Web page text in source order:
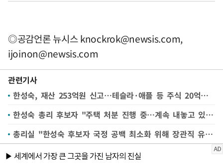
◎공감언론 뉴시스knockrok@newsis.com,
ijoinon@newsis.com
관련기사
한성숙, 재산 253억원 신고…테슬라·애플 등 주식 20억원 보유
한성숙 총리 후보자 "주택 처분 진행 중…계속 내놓고 있어"
총리실 "한성숙 후보자 국정 공백 최소화 위해 장관직 유지하며 청문 준비"